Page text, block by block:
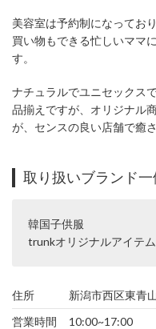
美容室は予約制になってお
買い物もできる忙しいママ
す。
ナチュラルでユニセックス
品揃えですが、オリジナル
が、センスの良い店舗で癒
取り扱いブランド一
韓国子供服
trunkオリジナルアイテム
住所
新潟市西区東青
営業時間
10:00~17:00